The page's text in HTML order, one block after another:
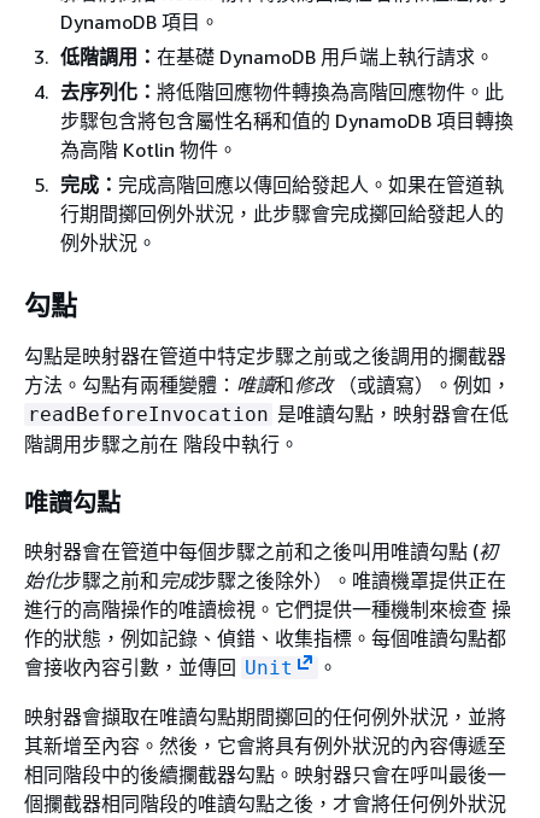
DynamoDB 項目。
低階調用： 在基礎 DynamoDB 用戶端上執行請求。
去序列化： 將低階回應物件轉換為高階回應物件。此
步驟包含將包含屬性名稱和值的 DynamoDB 項目轉換
為高階 Kotlin 物件。
完成： 完成高階回應以傳回給發起人。如果在管道執
行期間擲回例外狀況，此步驟會完成擲回給發起人的
例外狀況。
勾點
勾點是映射器在管道中特定步驟之前或之後調用的攔截器
方法。勾點有兩種變體： 唯讀和修改（或讀寫）。例如，
readBeforeInvocation 是唯讀勾點，映射器會在低
階調用步驟之前在 階段中執行。
唯讀勾點
映射器會在管道中每個步驟之前和之後叫用唯讀勾點 (初
始化步驟之前和完成步驟之後除外）。唯讀機罩提供正在
進行的高階操作的唯讀檢視。它們提供一種機制來檢查 操
作的狀態，例如記錄、偵錯、收集指標。每個唯讀勾點都
會接收內容引數，並傳回 Unit 。
映射器會擷取在唯讀勾點期間擲回的任何例外狀況，並將
其新增至內容。然後，它會將具有例外狀況的內容傳遞至
相同階段中的後續攔截器勾點。映射器只會在呼叫最後一
個攔截器相同階段的唯讀勾點之後，才會將任何例外狀況